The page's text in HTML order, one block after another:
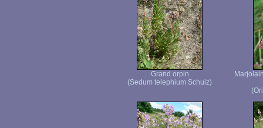
Grand orpin
(Sedum telephium Schuiz)